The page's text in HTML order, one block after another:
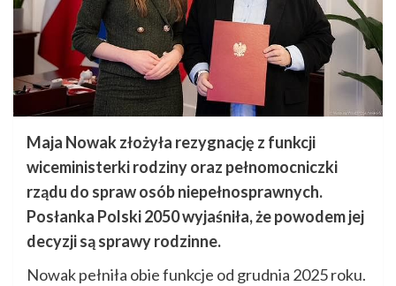
Maja Nowak złożyła rezygnację z funkcji
wiceministerki rodziny oraz pełnomocniczki
rządu do spraw osób niepełnosprawnych.
Posłanka Polski 2050 wyjaśniła, że powodem jej
decyzji są sprawy rodzinne.
Nowak pełniła obie funkcje od grudnia 2025 roku.